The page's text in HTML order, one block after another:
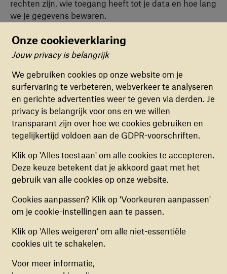
rechten zijn, wie toegang heeft tot je data en hoe lang
we je gegevens bewaren.
kun je natuurlijk altijdcontactmet ons opnemen.
Onze privacyverklaring is voor het laatst gewijzigd op
14 oktober 2020.
Lees privacyverklaring
Rekening: NL56RABO0166366366
RSIN: 805309329
Direct naar
Cookievoorkeuren
FUNCTIONELE COOKIES
Deze cookies zorgen ervoor dat de website naar
behoren en veilig werkt. Deze cookies kunnen
niet uitgezet worden.
ANALYTISCHE COOKIES
Deze cookies helpen ons begrijpen hoe
bezoekers de website gebruiken, door
(anoniem) gegevens te verzamelen, om zo
verbeteringen door te voeren. Deze cookies kun
je in- of uitschakelen.
MARKETING COOKIES
maat gemaakte inhoud aan te bieden op basis
Onze cookieverklaring
Jouw privacy is belangrijk
We gebruiken cookies op onze website om je
surfervaring te verbeteren, webverkeer te analyseren
en gerichte advertenties weer te geven via derden. Je
privacy is belangrijk voor ons en we willen
transparant zijn over hoe we cookies gebruiken en
tegelijkertijd voldoen aan de GDPR-voorschriften.
Klik op 'Alles toestaan' om alle cookies te accepteren.
Deze keuze betekent dat je akkoord gaat met het
gebruik van alle cookies op onze website.
Cookies aanpassen? Klik op 'Voorkeuren aanpassen'
om je cookie-instellingen aan te passen.
Klik op 'Alles weigeren' om alle niet-essentiële
cookies uit te schakelen.
Voor meer informatie,